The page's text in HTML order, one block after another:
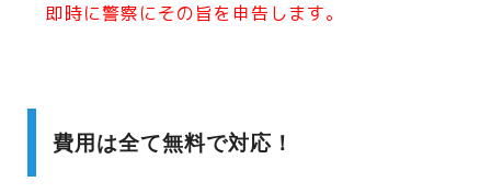
即時に警察にその旨を申告します。
費用は全て無料で対応！